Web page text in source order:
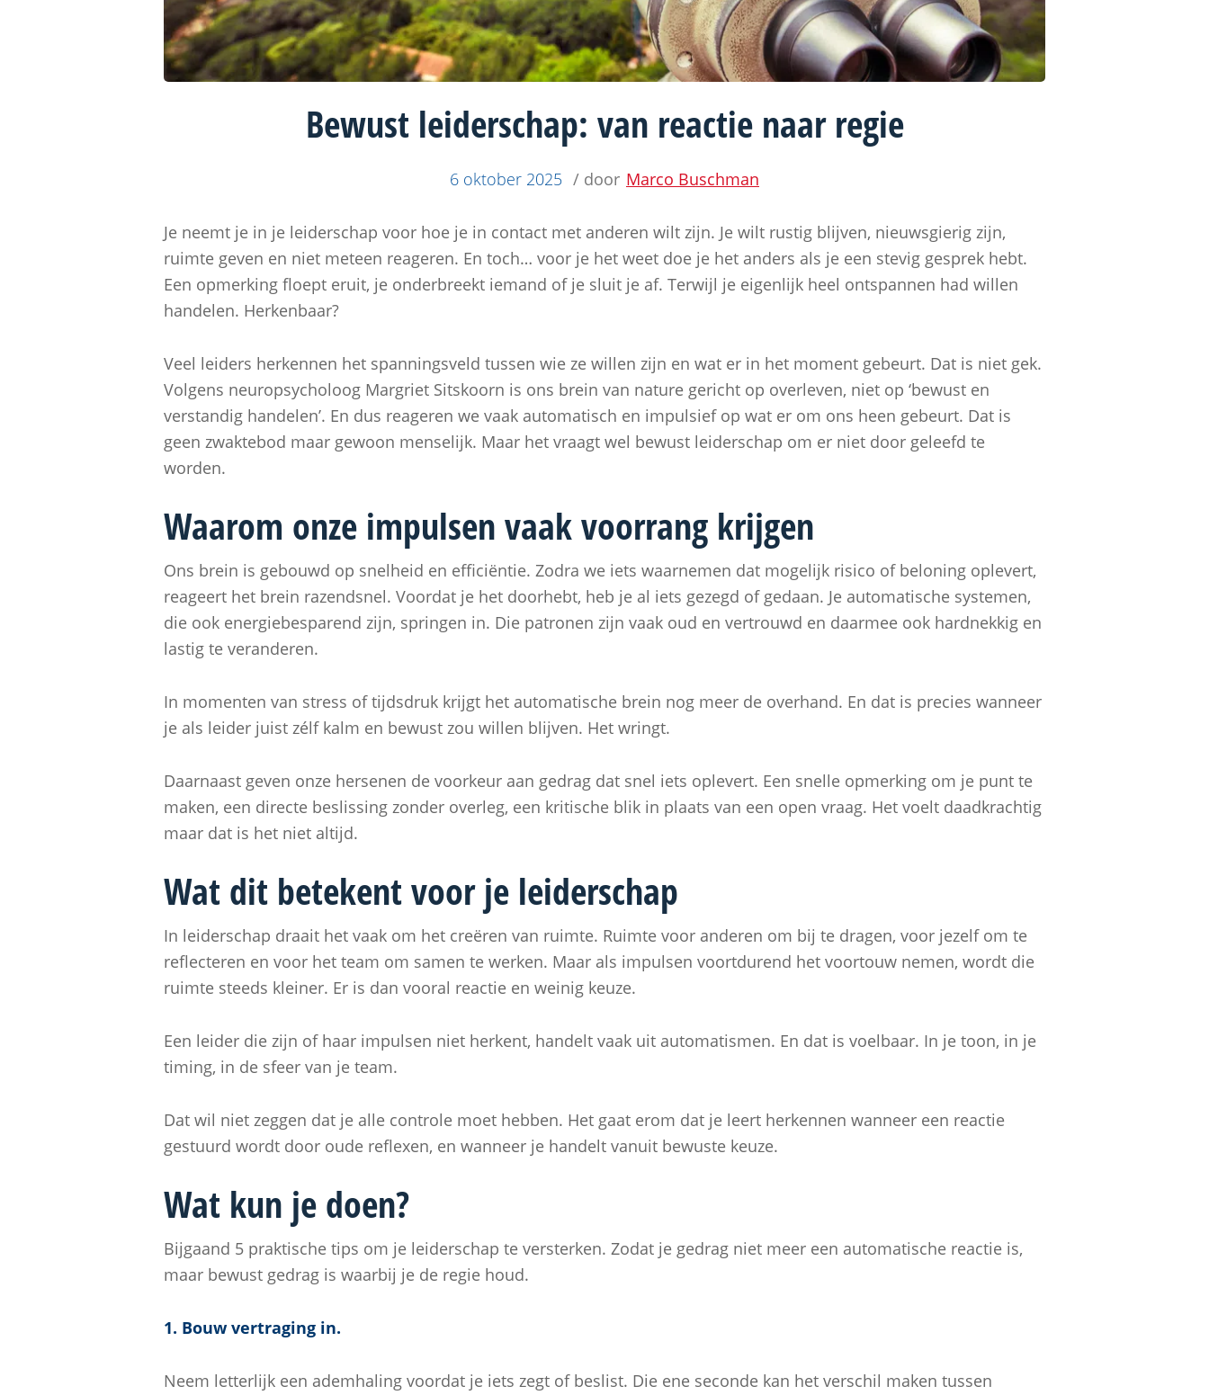
Bewust leiderschap: van reactie naar regie
6 oktober 2025 / door Marco Buschman
Je neemt je in je leiderschap voor hoe je in contact met anderen wilt zijn. Je wilt rustig blijven, nieuwsgierig zijn,
ruimte geven en niet meteen reageren. En toch… voor je het weet doe je het anders als je een stevig gesprek hebt.
Een opmerking floept eruit, je onderbreekt iemand of je sluit je af. Terwijl je eigenlijk heel ontspannen had willen
handelen. Herkenbaar?
Veel leiders herkennen het spanningsveld tussen wie ze willen zijn en wat er in het moment gebeurt. Dat is niet gek.
Volgens neuropsycholoog Margriet Sitskoorn is ons brein van nature gericht op overleven, niet op ‘bewust en
verstandig handelen’. En dus reageren we vaak automatisch en impulsief op wat er om ons heen gebeurt. Dat is
geen zwaktebod maar gewoon menselijk. Maar het vraagt wel bewust leiderschap om er niet door geleefd te
worden.
Waarom onze impulsen vaak voorrang krijgen
Ons brein is gebouwd op snelheid en efficiëntie. Zodra we iets waarnemen dat mogelijk risico of beloning oplevert,
reageert het brein razendsnel. Voordat je het doorhebt, heb je al iets gezegd of gedaan. Je automatische systemen,
die ook energiebesparend zijn, springen in. Die patronen zijn vaak oud en vertrouwd en daarmee ook hardnekkig en
lastig te veranderen.
In momenten van stress of tijdsdruk krijgt het automatische brein nog meer de overhand. En dat is precies wanneer
je als leider juist zélf kalm en bewust zou willen blijven. Het wringt.
Daarnaast geven onze hersenen de voorkeur aan gedrag dat snel iets oplevert. Een snelle opmerking om je punt te
maken, een directe beslissing zonder overleg, een kritische blik in plaats van een open vraag. Het voelt daadkrachtig
maar dat is het niet altijd.
Wat dit betekent voor je leiderschap
In leiderschap draait het vaak om het creëren van ruimte. Ruimte voor anderen om bij te dragen, voor jezelf om te
reflecteren en voor het team om samen te werken. Maar als impulsen voortdurend het voortouw nemen, wordt die
ruimte steeds kleiner. Er is dan vooral reactie en weinig keuze.
Een leider die zijn of haar impulsen niet herkent, handelt vaak uit automatismen. En dat is voelbaar. In je toon, in je
timing, in de sfeer van je team.
Dat wil niet zeggen dat je alle controle moet hebben. Het gaat erom dat je leert herkennen wanneer een reactie
gestuurd wordt door oude reflexen, en wanneer je handelt vanuit bewuste keuze.
Wat kun je doen?
Bijgaand 5 praktische tips om je leiderschap te versterken. Zodat je gedrag niet meer een automatische reactie is,
maar bewust gedrag is waarbij je de regie houd.
1. Bouw vertraging in.
Neem letterlijk een ademhaling voordat je iets zegt of beslist. Die ene seconde kan het verschil maken tussen